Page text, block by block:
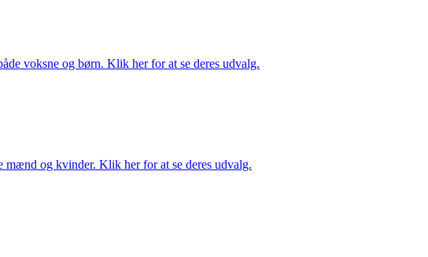
voksne og børn. Klik her for at se deres udvalg.
mænd og kvinder. Klik her for at se deres udvalg.